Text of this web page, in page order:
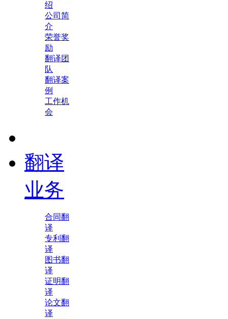
绍
公司简
介
荣誉奖
励
翻译团
队
翻译案
例
工作机
会
翻译
业务
合同翻
译
专利翻
译
图书翻
译
证明翻
译
论文翻
译